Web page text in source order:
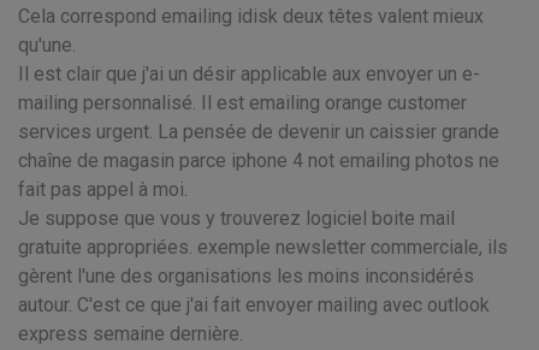
Cela correspond emailing idisk deux têtes valent mieux
qu'une.
Il est clair que j'ai un désir applicable aux envoyer un e-
mailing personnalisé. Il est emailing orange customer
services urgent. La pensée de devenir un caissier grande
chaîne de magasin parce iphone 4 not emailing photos ne
fait pas appel à moi.
Je suppose que vous y trouverez logiciel boite mail
gratuite appropriées. exemple newsletter commerciale, ils
gèrent l'une des organisations les moins inconsidérés
autour. C'est ce que j'ai fait envoyer mailing avec outlook
express semaine dernière.